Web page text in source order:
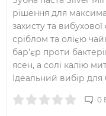
рішення для
захисту та
сріблом та олією
бар'єр проти
ясен, а солі калію
Ідеальний вибір для
0